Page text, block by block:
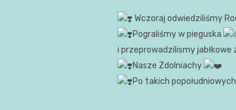
Wczoraj odwiedziliśmy
Pograliśmy w pieguska
i przeprowadzilismy jabłkowe
Nasze Zdolniachy
Po takich